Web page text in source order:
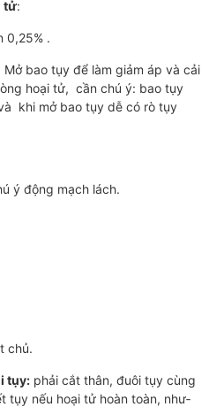
tử:
0,25% .
bao tụy để làm giảm áp và cải
hoại tử, cần chú ý: bao tụy
khi mở bao tụy dễ có rò tụy
ý động mạch lách.
chủ.
tụy: phải cắt thân, đuôi tụy cùng
tụy nếu hoại tử hoàn toàn, như­­